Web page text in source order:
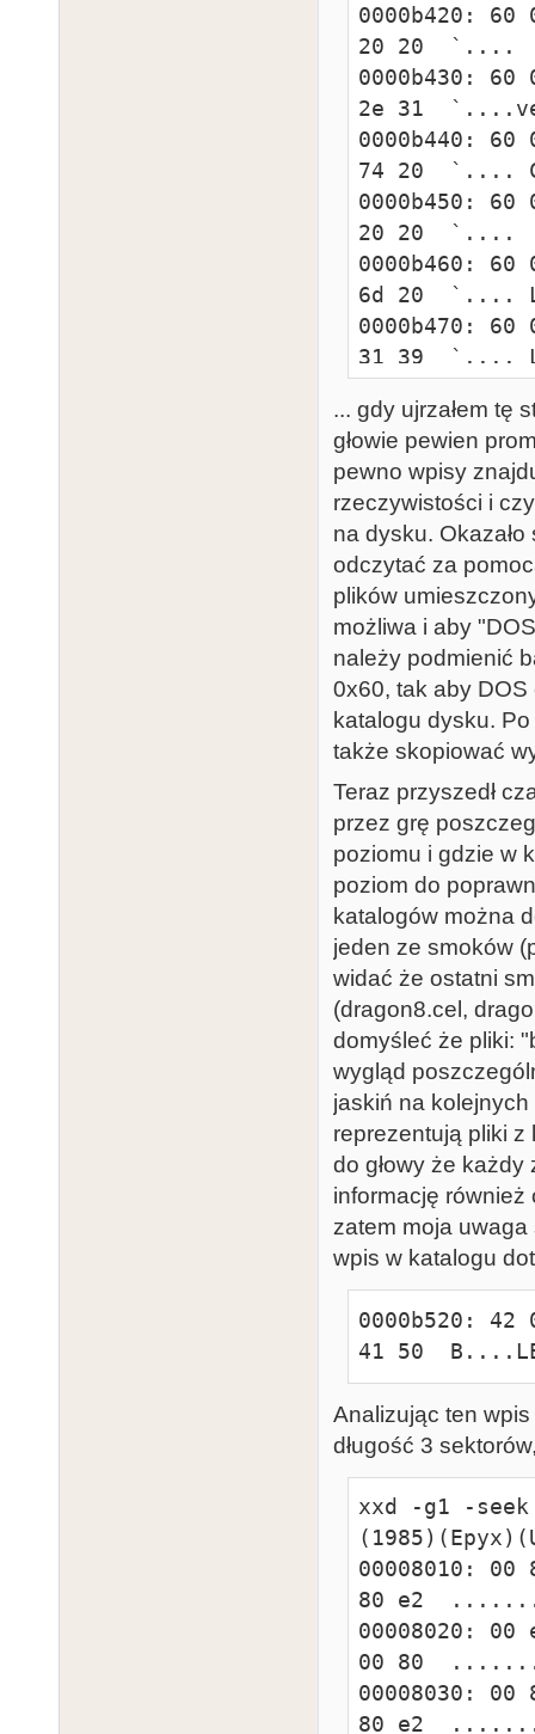
0000b420:
20 20  `....
0000b430:
2e 31
0000b440:
74 20  `....
0000b450:
20 20
0000b460:
6d 20  `....
0000b470:
31 39  `....
21 21
0000b490:
43 52
0000b4a0:
43 52
0000b4b0:
41 50
0000b4c0:
41 50
0000b4d0:
41 50
0000b4e0:
41 50
0000b4f0: 42
41 50
0000b500:
41 50
0000b510:
41 50
0000b520:
41 50
0000b530:
45 4c
0000b540:
45 4c
0000b550:
45 4c
0000b560:
45 4c
0000b570:
45 4c
0000b580:
45 4c
0000b590:
45 4c
0000b5a0:
45 4c
0000b5b0:
45 4c
0000b5c0:
45 4c
0000b5d0:
45 4c
... gdy ujrzałem tę
głowie pewien
pewno wpisy
rzeczywistości i
na dysku.
odczytać za
plików
możliwa i aby
należy podmienić
0x60, tak aby DOS
katalogu dysku.
także skopiować
Teraz przyszedł
przez grę
poziomu i gdzie w
poziom do
katalogów można
jeden ze smoków
widać że ostatni
(dragon8.cel,
domyśleć że pliki:
wygląd
jaskiń na
reprezentują pliki z
do głowy że
informację
zatem moja uwaga
wpis w katalogu
0000b520:
41 50
Analizując ten
długość 3
xxd -g1 -
00008010:
80 e2
00008020:
00 80
00008030:
80 e2